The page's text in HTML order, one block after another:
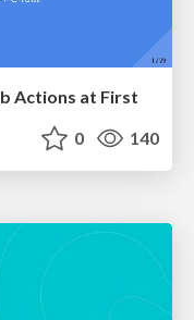
Actions at First
0 140